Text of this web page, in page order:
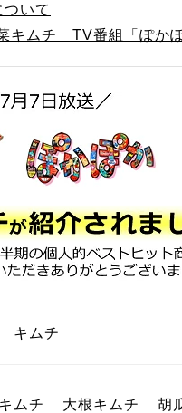
いて
ムチ TV番組「ぽかぽ
キムチ
ムチ 大根キムチ 胡